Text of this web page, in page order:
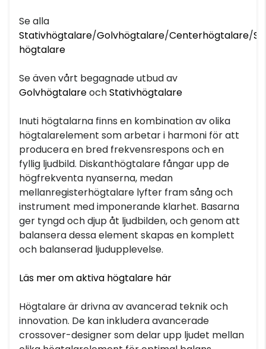
Se alla
Stativhögtalare/Golvhögtalare/Centerhögtalare/
högtalare
Se även vårt begagnade utbud av
GolvhögtalareochStativhögtalare
Inuti högtalarna finns en kombination av olika
högtalarelement som arbetar i harmoni för att
producera en bred frekvensrespons och en
fyllig ljudbild. Diskanthögtalare fångar upp de
högfrekventa nyanserna, medan
mellanregisterhögtalare lyfter fram sång och
instrument med imponerande klarhet. Basarna
ger tyngd och djup åt ljudbilden, och genom att
balansera dessa element skapas en komplett
och balanserad ljudupplevelse.
Läs mer om aktiva högtalare här
Högtalare är drivna av avancerad teknik och
innovation. De kan inkludera avancerade
crossover-designer som delar upp ljudet mellan